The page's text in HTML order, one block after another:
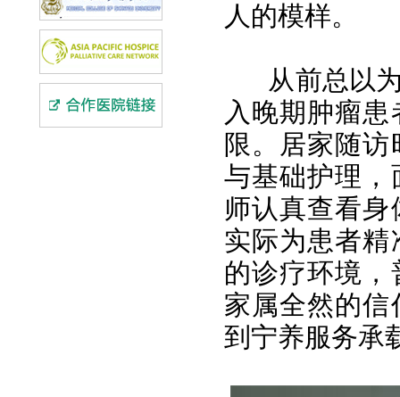
人的模样。
从前总以
入晚期肿瘤
限。居家随
与基础护理，
师认真查看
实际为患者
的诊疗环境
家属全然的
到宁养服务承